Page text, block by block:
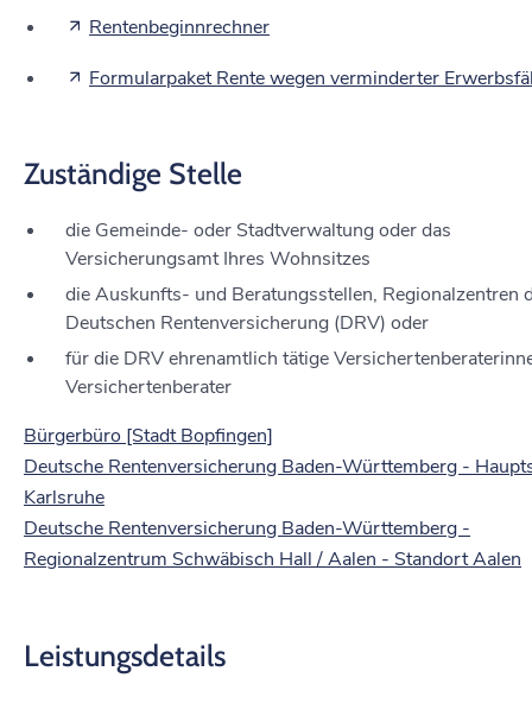
Rentenbeginnrechner
Formularpaket Rente wegen verminderter
Zuständige Stelle
die Gemeinde- oder Stadtverwaltung oder das
Versicherungsamt Ihres Wohnsitzes
die Auskunfts- und Beratungsstellen, Regionalzentren
Deutschen Rentenversicherung (DRV) oder
für die DRV ehrenamtlich tätige
Versichertenberater
Bürgerbüro [Stadt Bopfingen]
Deutsche Rentenversicherung Baden-Württemberg -
Karlsruhe
Deutsche Rentenversicherung Baden-Württemberg -
Regionalzentrum Schwäbisch Hall / Aalen - Standort Aalen
Leistungsdetails